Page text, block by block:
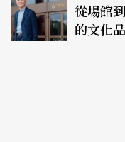
從場館
的文化